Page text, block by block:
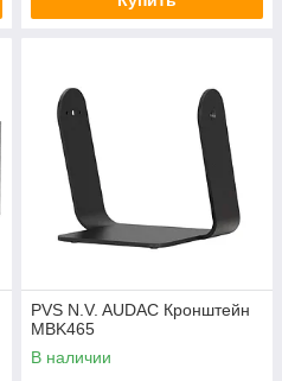
PVS N.V. AUDAC Кронштейн
MBK465
В наличии